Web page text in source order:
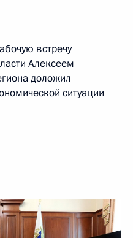
встречу
Алексеем
доложил
ситуации